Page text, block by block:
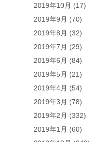
2019年10月 (17)
2019年9月 (70)
2019年8月 (32)
2019年7月 (29)
2019年6月 (84)
2019年5月 (21)
2019年4月 (54)
2019年3月 (78)
2019年2月 (332)
2019年1月 (60)